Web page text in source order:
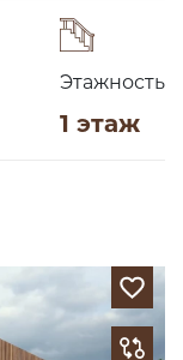
Этажность
1 этаж